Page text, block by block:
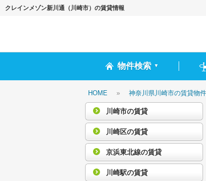
クレインメゾン新川通（川崎市）の賃貸情報
物件検索 ▼
HOME » 神奈川県川崎市の賃貸物
川崎市の賃貸
川崎区の賃貸
京浜東北線の賃貸
川崎駅の賃貸